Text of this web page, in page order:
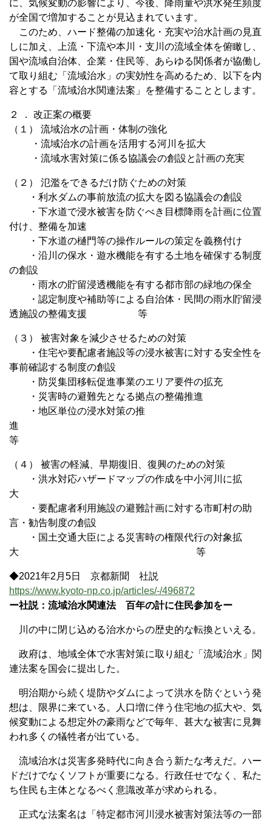
に、気候変動の影響により、今後、降雨量や洪水発生頻度
が全国で増加することが見込まれています。
このため、ハード整備の加速化・充実や治水計画の見直
しに加え、上流・下流や本川・支川の流域全体を俯瞰し、
国や流域自治体、企業・住民等、あらゆる関係者が協働し
て取り組む「流域治水」の実効性を高めるため、以下を内
容とする「流域治水関連法案」を整備することとします。
２ ． 改正案の概要
（１） 流域治水の計画・体制の強化
・流域治水の計画を活用する河川を拡大
・流域水害対策に係る協議会の創設と計画の充実
（２） 氾濫をできるだけ防ぐための対策
・利水ダムの事前放流の拡大を図る協議会の創設
・下水道で浸水被害を防ぐべき目標降雨を計画に位置
付け、整備を加速
・下水道の樋門等の操作ルールの策定を義務付け
・沿川の保水・遊水機能を有する土地を確保する制度
の創設
・雨水の貯留浸透機能を有する都市部の緑地の保全
・認定制度や補助等による自治体・民間の雨水貯留浸
透施設の整備支援 等
（３） 被害対象を減少させるための対策
・住宅や要配慮者施設等の浸水被害に対する安全性を
事前確認する制度の創設
・防災集団移転促進事業のエリア要件の拡充
・災害時の避難先となる拠点の整備推進
・地区単位の浸水対策の推
等
（４） 被害の軽減、早期復旧、復興のための対策
・洪水対応ハザードマップの作成を中小河川に拡
大
・要配慮者利用施設の避難計画に対する市町村の助
言・勧告制度の創設
・国土交通大臣による災害時の権限代行の対象拡
大 等
◆2021年2月5日 京都新聞 社説
https://www.kyoto-np.co.jp/articles/-/496872
ー社説：流域治水関連法 百年の計に住民参加をー
川の中に閉じ込める治水からの歴史的な転換といえる。
政府は、地域全体で水害対策に取り組む「流域治水」関
連法案を国会に提出した。
明治期から続く堤防やダムによって洪水を防ぐという発
想は、限界に来ている。人口増に伴う住宅地の拡大や、気
候変動による想定外の豪雨などで毎年、甚大な被害に見舞
われ多くの犠牲者が出ている。
流域治水は災害多発時代に向き合う新たな考えだ。ハー
ドだけでなくソフトが重要になる。行政任せでなく、私た
ち住民も主体となるべく意識改革が求められる。
正式な法案名は「特定都市河川浸水被害対策法等の一部